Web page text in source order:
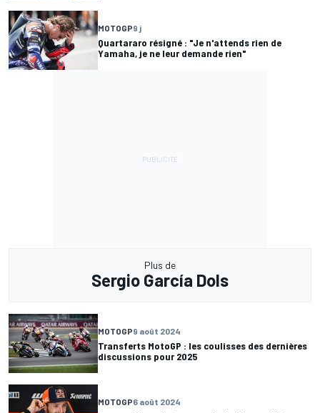
MOTOGP9 j
Quartararo résigné : "Je n'attends rien de
Yamaha, je ne leur demande rien"
Plus de
Sergio García Dols
MOTOGP9 août 2024
Transferts MotoGP : les coulisses des dernières
discussions pour 2025
MOTOGP6 août 2024